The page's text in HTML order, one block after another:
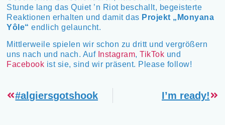
Stunde lang das Quiet ’n Riot beschallt, begeisterte
Reaktionen erhalten und damit das Projekt „Monyana
Yôle“ endlich gelauncht.
Mittlerweile spielen wir schon zu dritt und vergrößern
uns nach und nach. Auf Instagram,TikTok und
Facebook ist sie, sind wir präsent. Please follow!
#algiersgotshook I’m ready!